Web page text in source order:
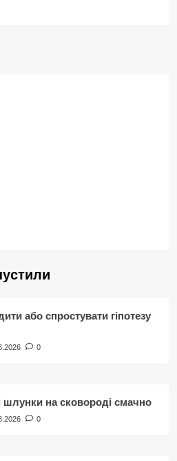
або спростувати гіпотезу
0
шлунки на сковороді смачно
0